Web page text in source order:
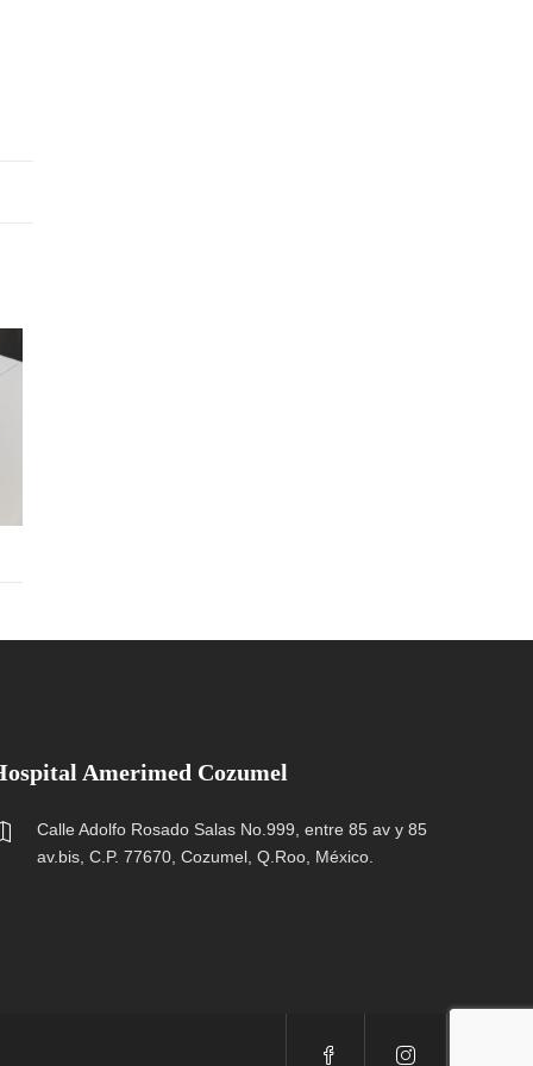
Amerimed Cozumel
Calle Adolfo Rosado Salas No.999, entre 85 av y 85
av.bis, C.P. 77670, Cozumel, Q.Roo, México.